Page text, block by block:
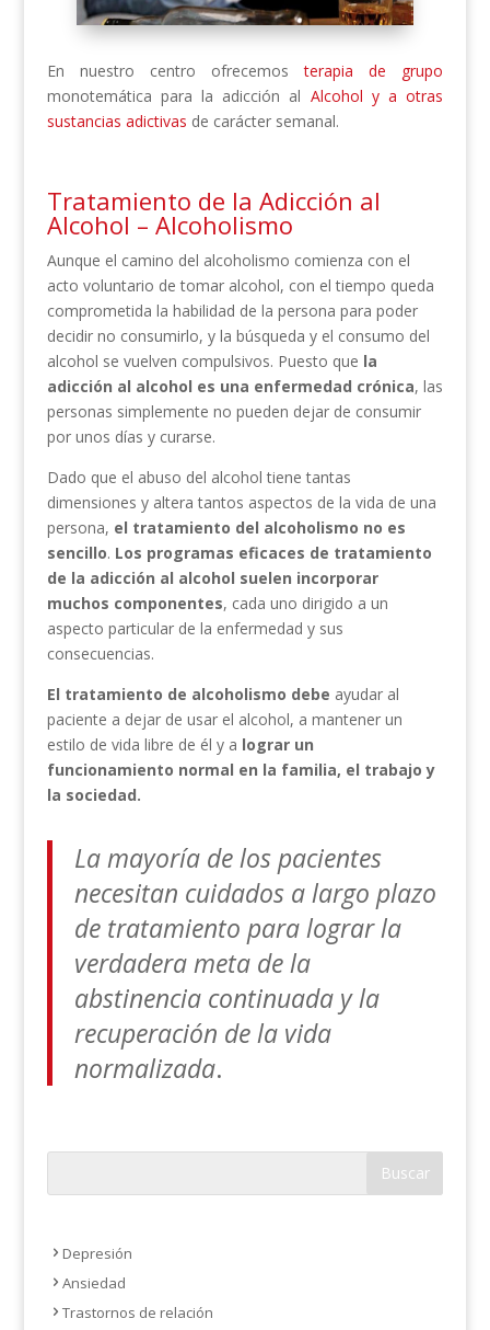
En nuestro centro ofrecemosterapia de grupo
monotemática para la adicción al Alcohol y a otras
sustancias adictivas de carácter semanal.
Tratamiento de la Adicción al
Alcohol – Alcoholismo
Aunque el camino del alcoholismo comienza con el
acto voluntario de tomar alcohol, con el tiempo queda
comprometida la habilidad de la persona para poder
decidir no consumirlo, y la búsqueda y el consumo del
alcohol se vuelven compulsivos. Puesto que la
adicción al alcohol es una enfermedad crónica, las
personas simplemente no pueden dejar de consumir
por unos días y curarse.
Dado que el abuso del alcohol tiene tantas
dimensiones y altera tantos aspectos de la vida de una
persona, el tratamiento del alcoholismo no es
sencillo. Los programas eficaces de tratamiento
de la adicción al alcohol suelen incorporar
muchos componentes, cada uno dirigido a un
aspecto particular de la enfermedad y sus
consecuencias.
El tratamiento de alcoholismo debe ayudar al
paciente a dejar de usar el alcohol, a mantener un
estilo de vida libre de él y a lograr un
funcionamiento normal en la familia, el trabajo y
la sociedad.
La mayoría de los pacientes
necesitan cuidados a largo plazo
de tratamiento para lograr la
verdadera meta de la
abstinencia continuada y la
recuperación de la vida
normalizada.
Depresión
Ansiedad
Trastornos de relación